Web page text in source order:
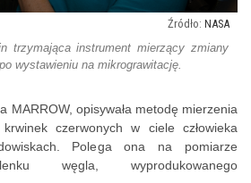
NASA
trzymająca instrument mierzący zmiany
wystawieniu na mikrograwitację.
MARROW, opisywała metodę mierzenia
czerwonych w ciele człowieka
Polega ona na pomiarze
węgla, wyprodukowanego